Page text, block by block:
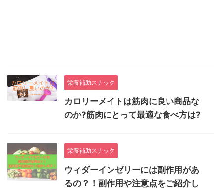
栄養補助スナック
カロリーメイトは筋肉に良い商品な
のか?筋肉にとって最適な食べ方は?
栄養補助スナック
ウィダーインゼリーには副作用があ
るの？！副作用や注意点をご紹介し